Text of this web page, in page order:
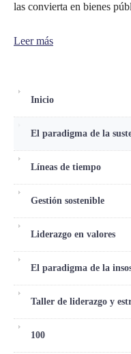
las convierta en bienes
Leer más
Inicio
El paradigma de la
Líneas de tiempo
Gestión sostenible
Liderazgo en valores
El paradigma de la
Taller de liderazgo y
100